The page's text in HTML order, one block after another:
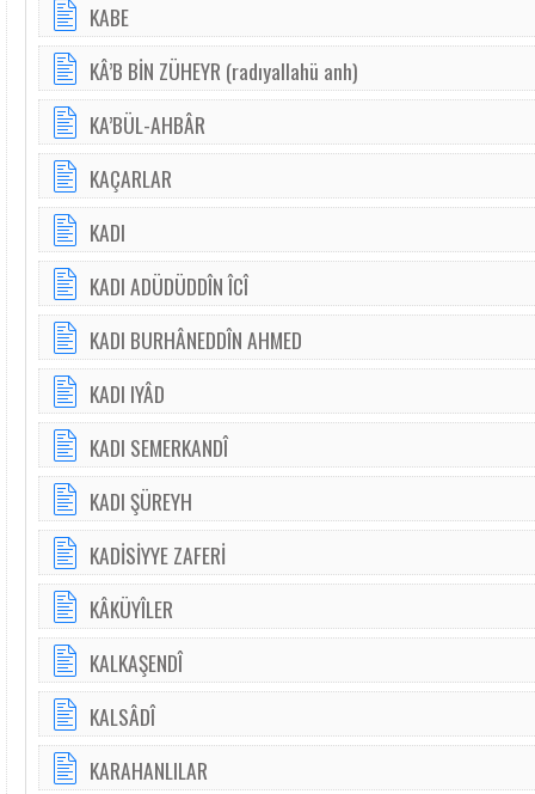
KABE
KÂ’B BİN ZÜHEYR (radıyallahü anh)
KA’BÜL-AHBÂR
KAÇARLAR
KADI
KADI ADÜDÜDDÎN ÎCÎ
KADI BURHÂNEDDÎN AHMED
KADI IYÂD
KADI SEMERKANDÎ
KADI ŞÜREYH
KADİSİYYE ZAFERİ
KÂKÜYÎLER
KALKAŞENDÎ
KALSÂDÎ
KARAHANLILAR